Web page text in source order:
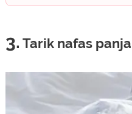
3. Tarik nafas